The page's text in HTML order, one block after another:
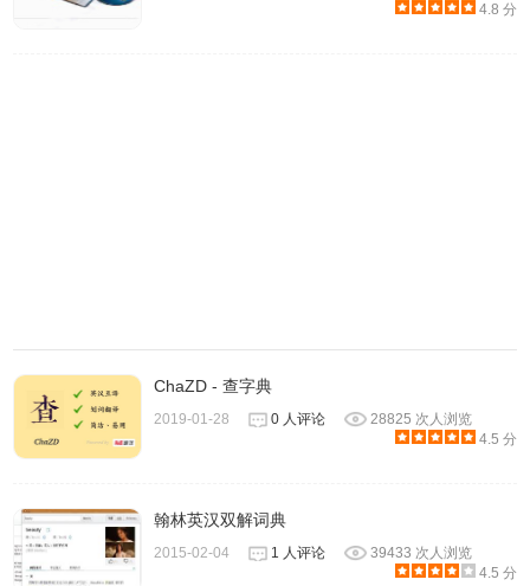
项内调整为Google 翻译，如果你有特殊需求，也可从第三栏
位自订其他服务，只要把翻译链接地址储存保存起来即可。
4.8 分
ChaZD - 查字典
2019-01-28 0 人评论
28825 次人浏览
4.5 分
翰林英汉双解词典
2015-02-04 1 人评论
39433 次人浏览
4.5 分